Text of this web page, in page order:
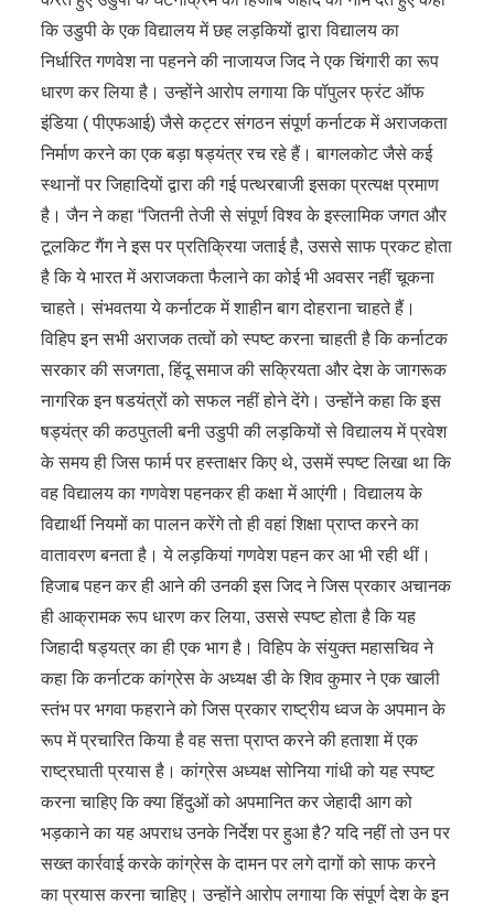
कि उडुपी के एक विद्यालय में छह लड़कियों द्वारा विद्यालय का
निर्धारित गणवेश ना पहनने की नाजायज जिद ने एक चिंगारी का रूप
धारण कर लिया है। उन्होंने आरोप लगाया कि पॉपुलर फ्रंट ऑफ
इंडिया ( पीएफआई) जैसे कट्टर संगठन संपूर्ण कर्नाटक में अराजकता
निर्माण करने का एक बड़ा षड्यंत्र रच रहे हैं। बागलकोट जैसे कई
स्थानों पर जिहादियों द्वारा की गई पत्थरबाजी इसका प्रत्यक्ष प्रमाण
है। जैन ने कहा “जितनी तेजी से संपूर्ण विश्व के इस्लामिक जगत और
टूलकिट गैंग ने इस पर प्रतिक्रिया जताई है, उससे साफ प्रकट होता
है कि ये भारत में अराजकता फैलाने का कोई भी अवसर नहीं चूकना
चाहते। संभवतया ये कर्नाटक में शाहीन बाग दोहराना चाहते हैं।
विहिप इन सभी अराजक तत्वों को स्पष्ट करना चाहती है कि कर्नाटक
सरकार की सजगता, हिंदू समाज की सक्रियता और देश के जागरूक
नागरिक इन षडयंत्रों को सफल नहीं होने देंगे। उन्होंने कहा कि इस
षड्यंत्र की कठपुतली बनी उडुपी की लड़कियों से विद्यालय में प्रवेश
के समय ही जिस फार्म पर हस्ताक्षर किए थे, उसमें स्पष्ट लिखा था कि
वह विद्यालय का गणवेश पहनकर ही कक्षा में आएंगी। विद्यालय के
विद्यार्थी नियमों का पालन करेंगे तो ही वहां शिक्षा प्राप्त करने का
वातावरण बनता है। ये लड़कियां गणवेश पहन कर आ भी रही थीं।
हिजाब पहन कर ही आने की उनकी इस जिद ने जिस प्रकार अचानक
ही आक्रामक रूप धारण कर लिया, उससे स्पष्ट होता है कि यह
जिहादी षड्यत्र का ही एक भाग है। विहिप के संयुक्त महासचिव ने
कहा कि कर्नाटक कांग्रेस के अध्यक्ष डी के शिव कुमार ने एक खाली
स्तंभ पर भगवा फहराने को जिस प्रकार राष्ट्रीय ध्वज के अपमान के
रूप में प्रचारित किया है वह सत्ता प्राप्त करने की हताशा में एक
राष्ट्रघाती प्रयास है। कांग्रेस अध्यक्ष सोनिया गांधी को यह स्पष्ट
करना चाहिए कि क्या हिंदुओं को अपमानित कर जेहादी आग को
भड़काने का यह अपराध उनके निर्देश पर हुआ है? यदि नहीं तो उन पर
सख्त कार्रवाई करके कांग्रेस के दामन पर लगे दागों को साफ करने
का प्रयास करना चाहिए। उन्होंने आरोप लगाया कि संपूर्ण देश के इन